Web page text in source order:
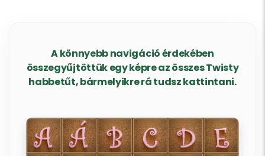
A könnyebb navigáció érdekében
összegyűjtöttük egy képre az összes Twisty
habbetűt, bármelyikre rá tudsz kattintani.